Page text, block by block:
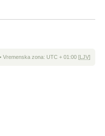
• Vremenska zona: UTC + 01:00 [LJV]